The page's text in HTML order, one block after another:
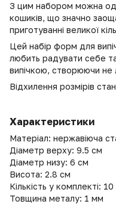
З цим набором можна
кошиків, що значно
приготуванні великої
Цей набір форм для
любить радувати себе
випічкою, створюючи не
Відхилення розмірів
Характеристики
Матеріал: нержавіюча
Діаметр верху: 9.5 см
Діаметр низу: 6 см
Висота: 2.8 см
Кількість у комплекті:
Товщина металу: 1 мм